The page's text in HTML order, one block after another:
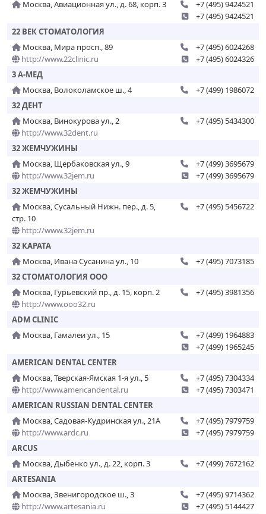
Москва, Авиационная ул., д. 68, корп. 3
+7 (495) 9424521
+7 (495) 9424521
22 ВЕК СТОМАТОЛОГИЯ
Москва, Мира просп., 89
http://www.22clinic.ru
+7 (495) 6024268
+7 (495) 6024326
3 А-МЕД
Москва, Волоколамское ш., 4
+7 (499) 1986072
32 ДЕНТ
Москва, Винокурова ул., 2
http://www.32dent.ru
+7 (495) 5434300
32 ЖЕМЧУЖИНЫ
Москва, Щербаковская ул., 9
http://www.32jem.ru
+7 (499) 3695679
+7 (499) 3695679
32 ЖЕМЧУЖИНЫ
Москва, Сусальный Нижн. пер., д. 5,
стр. 10
http://www.32jem.ru
+7 (495) 5456722
32 КАРАТА
Москва, Ивана Сусанина ул., 10
+7 (495) 7073185
32 СТОМАТОЛОГИЯ ООО
Москва, Гурьевский пр., д. 15, корп. 2
http://www.ooo32.ru
+7 (495) 3981356
ADM CLINIC
Москва, Гамалеи ул., 15
+7 (499) 1964883
+7 (499) 1965245
AMERICAN DENTAL CENTER
Москва, Тверская-Ямская 1-я ул., 5
http://www.americandental.ru
+7 (495) 7304334
+7 (495) 7303471
AMERICAN RUSSIAN DENTAL CENTER
Москва, Садовая-Кудринская ул., 21А
http://www.ardc.ru
+7 (495) 7979759
+7 (495) 7979759
ARCUS
Москва, Дыбенко ул., д. 22, корп. 3
+7 (499) 7672162
ARTESANIA
Москва, Звенигородское ш., 3
http://www.artesania.ru
+7 (495) 9714362
+7 (495) 5144427